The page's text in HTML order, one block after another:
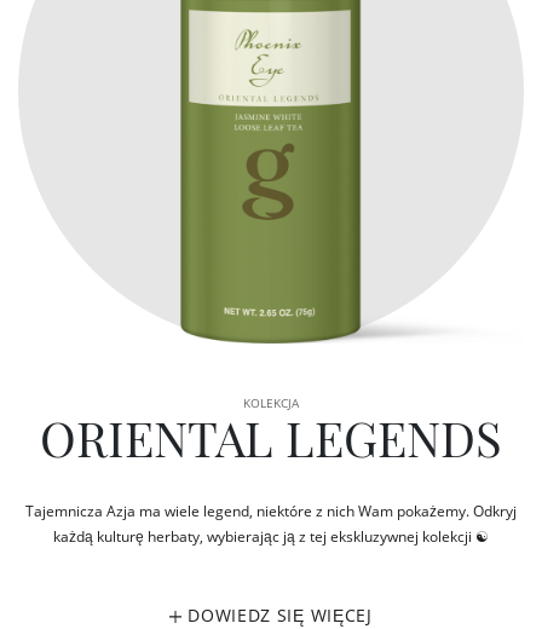
KOLEKCJA
ORIENTAL LEGENDS
Tajemnicza Azja ma wiele legend, niektóre z nich Wam pokażemy. Odkryj
każdą kulturę herbaty, wybierając ją z tej ekskluzywnej kolekcji ☯
DOWIEDZ SIĘ WIĘCEJ